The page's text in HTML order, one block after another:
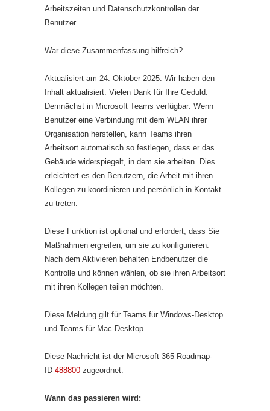
Arbeitszeiten und Datenschutzkontrollen der
Benutzer.
War diese Zusammenfassung hilfreich?
Aktualisiert am 24. Oktober 2025: Wir haben den
Inhalt aktualisiert. Vielen Dank für Ihre Geduld.
Demnächst in Microsoft Teams verfügbar: Wenn
Benutzer eine Verbindung mit dem WLAN ihrer
Organisation herstellen, kann Teams ihren
Arbeitsort automatisch so festlegen, dass er das
Gebäude widerspiegelt, in dem sie arbeiten. Dies
erleichtert es den Benutzern, die Arbeit mit ihren
Kollegen zu koordinieren und persönlich in Kontakt
zu treten.
Diese Funktion ist optional und erfordert, dass Sie
Maßnahmen ergreifen, um sie zu konfigurieren.
Nach dem Aktivieren behalten Endbenutzer die
Kontrolle und können wählen, ob sie ihren Arbeitsort
mit ihren Kollegen teilen möchten.
Diese Meldung gilt für Teams für Windows-Desktop
und Teams für Mac-Desktop.
Diese Nachricht ist der Microsoft 365 Roadmap-
ID 488800 zugeordnet.
Wann das passieren wird: